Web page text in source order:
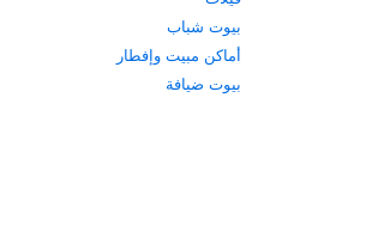
بيوت شباب
أماكن مبيت وإفطار
بيوت ضيافة